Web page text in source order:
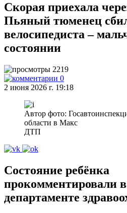
Скорая приехала
Пьяный тюменец сбил
велосипедиста –
состоянии
2219
0
2 июня 2026 г. 19:18
Автор фото:
области в Макс
ДТП
Состояние ребёнка
прокомментировали
департаменте